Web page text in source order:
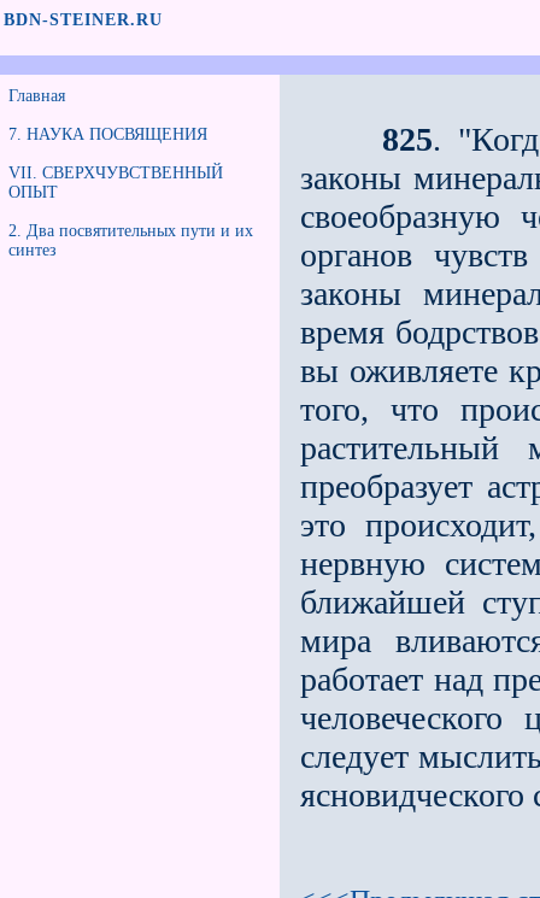
BDN-STEINER.RU
Главная
7. НАУКА ПОСВЯЩЕНИЯ
VII. СВЕРХЧУВСТВЕННЫЙ
ОПЫТ
2. Два посвятительных пути и их
синтез
825.
законы
своеобразную
органов
законы
время
вы оживляете
того, что
преобразует
это
нервную
ближайшей
мира
работает над
следует
ясновидческого